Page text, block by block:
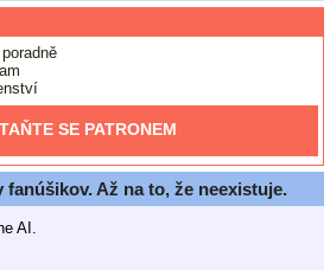
SE PATRONEM
fanúšikov. Až na to, že neexistuje.
AI.